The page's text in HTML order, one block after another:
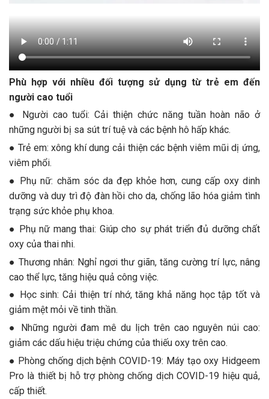
Phù hợp với nhiều đối tượng sử dụng từ trẻ em đến
người cao tuổi
● Người cao tuổi: Cải thiện chức năng tuần hoàn não ở
những người bị sa sút trí tuệ và các bệnh hô hấp khác.
● Trẻ em: xông khí dung cải thiện các bệnh viêm mũi dị ứng,
viêm phổi.
● Phụ nữ: chăm sóc da đẹp khỏe hơn, cung cấp oxy dinh
dưỡng và duy trì độ đàn hồi cho da, chống lão hóa giảm tình
trạng sức khỏe phụ khoa.
● Phụ nữ mang thai: Giúp cho sự phát triển đủ dưỡng chất
oxy của thai nhi.
● Thương nhân: Nghỉ ngơi thư giãn, tăng cường trí lực, nâng
cao thể lực, tăng hiệu quả công việc.
● Học sinh: Cải thiện trí nhớ, tăng khả năng học tập tốt và
giảm mệt mỏi về tinh thần.
● Những người đam mê du lịch trên cao nguyên núi cao:
giảm các dấu hiệu triệu chứng của thiếu oxy trên cao.
● Phòng chống dịch bệnh COVID-19: Máy tạo oxy Hidgeem
Pro là thiết bị hỗ trợ phòng chống dịch COVID-19 hiệu quả,
cấp thiết.